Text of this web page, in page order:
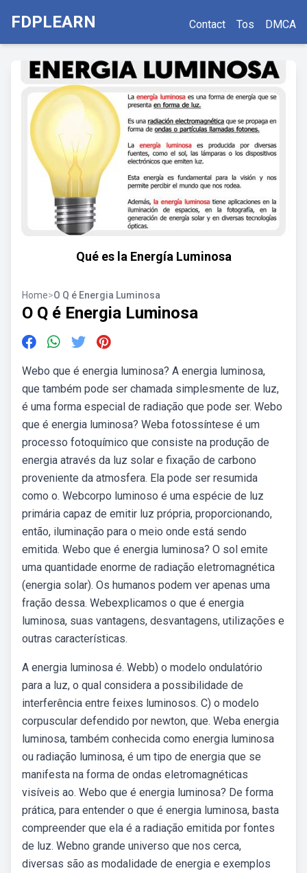
FDPLEARN Contact Tos DMCA
Qué es la Energía Luminosa
Home>O Q é Energia Luminosa
O Q é Energia Luminosa
Webo que é energia luminosa? A energia luminosa,
que também pode ser chamada simplesmente de luz,
é uma forma especial de radiação que pode ser. Webo
que é energia luminosa? Weba fotossíntese é um
processo fotoquímico que consiste na produção de
energia através da luz solar e fixação de carbono
proveniente da atmosfera. Ela pode ser resumida
como o. Webcorpo luminoso é uma espécie de luz
primária capaz de emitir luz própria, proporcionando,
então, iluminação para o meio onde está sendo
emitida. Webo que é energia luminosa? O sol emite
uma quantidade enorme de radiação eletromagnética
(energia solar). Os humanos podem ver apenas uma
fração dessa. Webexplicamos o que é energia
luminosa, suas vantagens, desvantagens, utilizações e
outras características.
A energia luminosa é. Webb) o modelo ondulatório
para a luz, o qual considera a possibilidade de
interferência entre feixes luminosos. C) o modelo
corpuscular defendido por newton, que. Weba energia
luminosa, também conhecida como energia luminosa
ou radiação luminosa, é um tipo de energia que se
manifesta na forma de ondas eletromagnéticas
visíveis ao. Webo que é energia luminosa? De forma
prática, para entender o que é energia luminosa, basta
compreender que ela é a radiação emitida por fontes
de luz. Webno grande universo que nos cerca,
diversas são as modalidade de energia e exemplos